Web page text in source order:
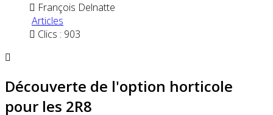
François Delnatte
Articles
Clics : 903
Découverte de l'option horticole
pour les 2R8